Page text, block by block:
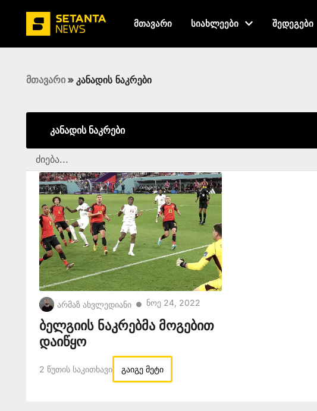
მთავარი სიახლეები შედეგები
მთავარი » კანადის ნაკრები
კანადის ნაკრები
არმაზ ახვლედიანი ● Ნოე 24, 2022
ბელგიის ნაკრებმა მოგებით
დაიწყო
2 Წუთის Საკითხავი გაიგე მეტი